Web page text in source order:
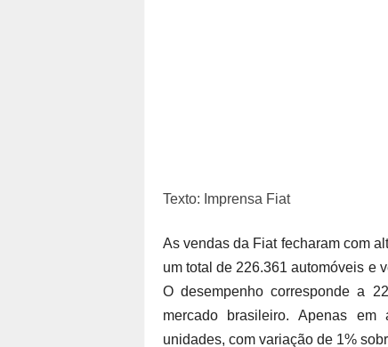
Texto: Imprensa Fiat
As vendas da Fiat fecharam com
um total de 226.361 automóveis e
O desempenho corresponde a
mercado brasileiro. Apenas
unidades, com variação de 1%